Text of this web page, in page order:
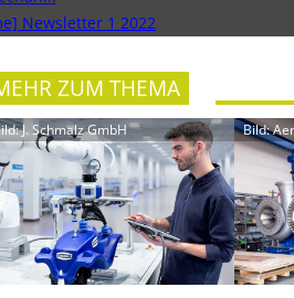
Newsletter 1 2022
ZUM THEMA
J. Schmalz GmbH Bild: